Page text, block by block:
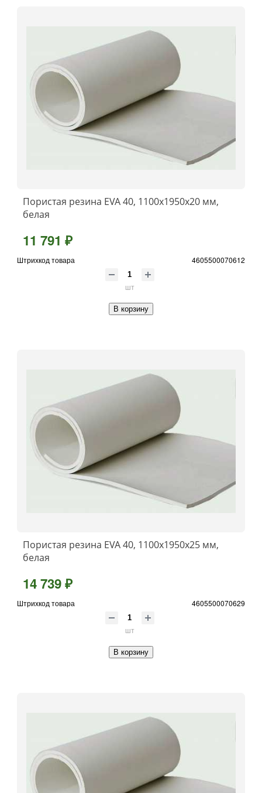
Пористая резина EVA 40, 1100x1950x20 мм,
белая
11 791 ₽
Штрихкод товара 4605500070612
шт
В корзину
Пористая резина EVA 40, 1100x1950x25 мм,
белая
14 739 ₽
Штрихкод товара 4605500070629
шт
В корзину